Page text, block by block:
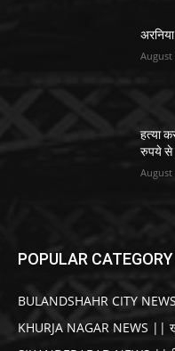
August
हत्या
रुपये से
August
POPULAR CATEGORY
BULANDSHAHR CITY
KHURJA NAGAR NEWS ||